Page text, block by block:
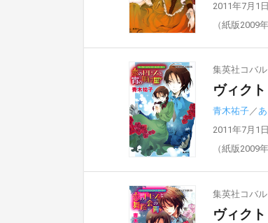
2011年7月1
（紙版2009
集英社コバ
ヴィク
青木祐子／あ
2011年7月1
（紙版2009
集英社コバ
ヴィク